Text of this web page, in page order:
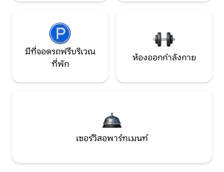
มีที่จอดรถฟรีบริเวณ
ที่พัก
ห้องออกกำลังกาย
เซอร์วิสอพาร์ทเมนท์